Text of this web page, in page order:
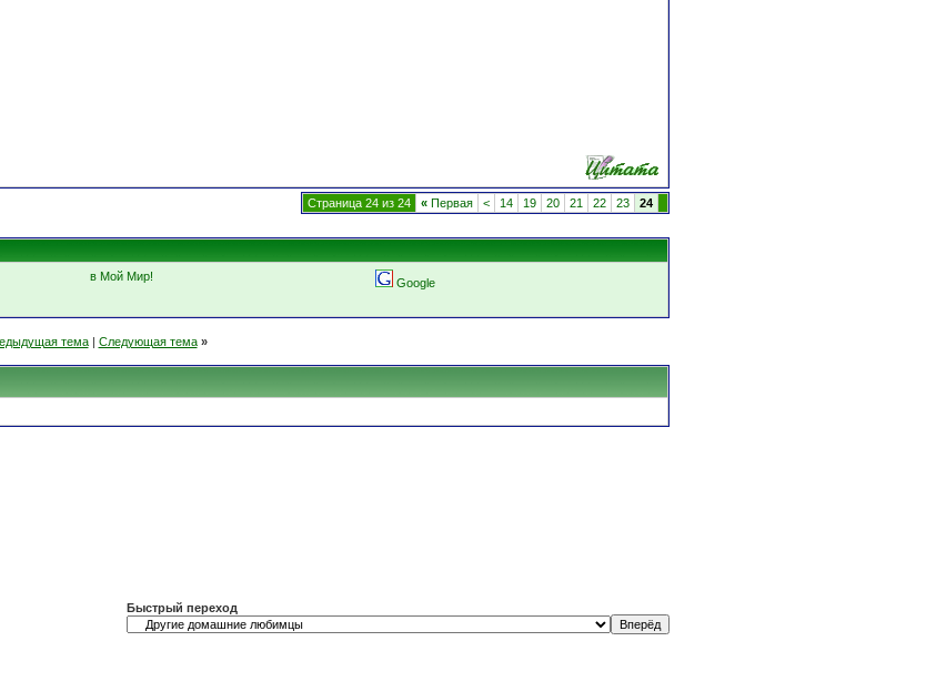
Страница 24 из 24 « Первая < 14 19 20 21 22 23 24
в Мой Мир!
Google
тема| Следующая тема »
Быстрый переход